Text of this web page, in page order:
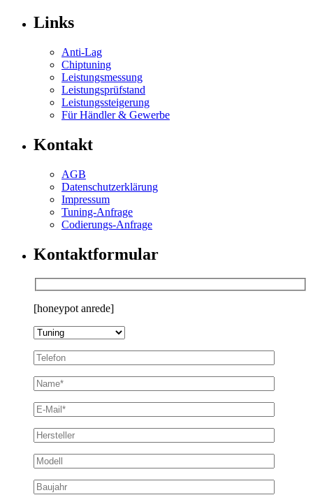
Links
Anti-Lag
Chiptuning
Leistungsmessung
Leistungsprüfstand
Leistungssteigerung
Für Händler & Gewerbe
Kontakt
AGB
Datenschutzerklärung
Impressum
Tuning-Anfrage
Codierungs-Anfrage
Kontaktformular
[honeypot anrede]